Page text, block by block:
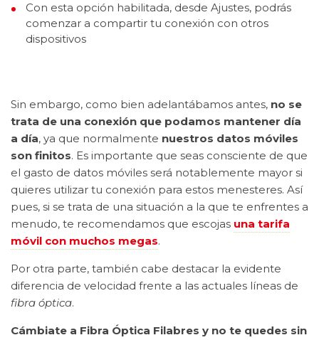
Con esta opción habilitada, desde Ajustes, podrás
comenzar a compartir tu conexión con otros
dispositivos
Sin embargo, como bien adelantábamos antes, no se
trata de una conexión que podamos mantener día
a día, ya que normalmente nuestros datos móviles
son finitos. Es importante que seas consciente de que
el gasto de datos móviles será notablemente mayor si
quieres utilizar tu conexión para estos menesteres. Así
pues, si se trata de una situación a la que te enfrentes a
menudo, te recomendamos que escojas una tarifa
móvil con muchos megas.
Por otra parte, también cabe destacar la evidente
diferencia de velocidad frente a las actuales líneas de
fibra óptica.
Cámbiate a Fibra Óptica Filabres y no te quedes sin